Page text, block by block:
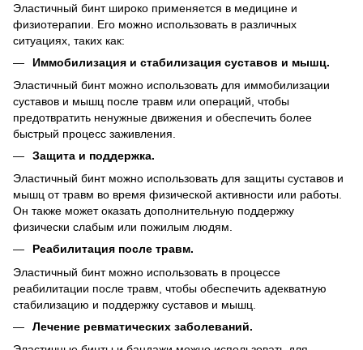
Эластичный бинт широко применяется в медицине и
физиотерапии. Его можно использовать в различных
ситуациях, таких как:
Иммобилизация и стабилизация суставов и мышц.
Эластичный бинт можно использовать для иммобилизации
суставов и мышц после травм или операций, чтобы
предотвратить ненужные движения и обеспечить более
быстрый процесс заживления.
Защита и поддержка.
Эластичный бинт можно использовать для защиты суставов и
мышц от травм во время физической активности или работы.
Он также может оказать дополнительную поддержку
физически слабым или пожилым людям.
Реабилитация после травм.
Эластичный бинт можно использовать в процессе
реабилитации после травм, чтобы обеспечить адекватную
стабилизацию и поддержку суставов и мышц.
Лечение ревматических заболеваний.